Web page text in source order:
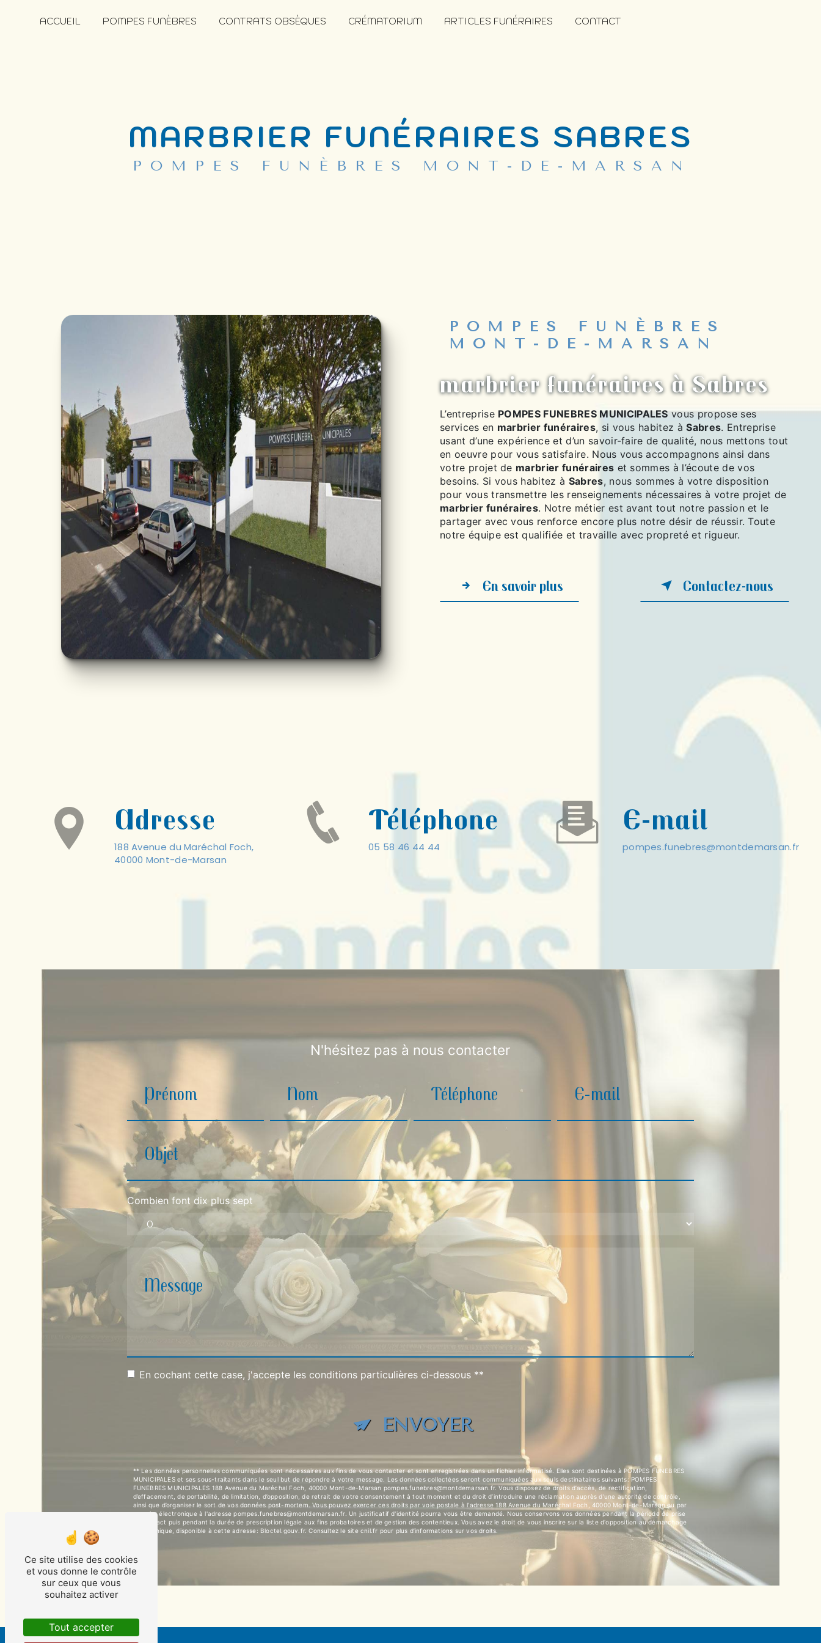
ACCUEIL POMPES FUNÈBRES CONTRATS OBSÈQUES CRÉMATORIUM ARTICLES FUNÉRAIRES CONTACT
MARBRIER FUNÉRAIRES SABRES
POMPES FUNÈBRES MONT-DE-MARSAN
POMPES FUNÈBRES
MONT-DE-MARSAN
marbrier funéraires à Sabres
L’entreprise POMPES FUNEBRES MUNICIPALESvous propose ses
services en marbrier funéraires, si vous habitez àSabres. Entreprise
usant d’une expérience et d’un savoir-faire de qualité, nous mettons tout
en oeuvre pour vous satisfaire. Nous vous accompagnons ainsi dans
votre projet de marbrier funéraires et sommes à l’écoute de vos
besoins. Si vous habitez à Sabres, nous sommes à votre disposition
pour vous transmettre les renseignements nécessaires à votre projet de
marbrier funéraires. Notre métier est avant tout notre passion et le
partager avec vous renforce encore plus notre désir de réussir. Toute
notre équipe est qualifiée et travaille avec propreté et rigueur.
En savoir plus Contactez-nous
Adresse
188 Avenue du Maréchal Foch,
40000 Mont-de-Marsan
Téléphone
05 58 46 44 44
E-mail
pompes.funebres@montdemarsan.fr
N'hésitez pas à nous contacter
Combien font dix plus sept
En cochant cette case, j'accepte les conditions particulières ci-dessous **
ENVOYER
** Les données personnelles communiquées sont nécessaires aux fins de vous contacter et sont enregistrées dans un fichier informatisé. Elles sont destinées à POMPES FUNEBRES
MUNICIPALES et ses sous-traitants dans le seul but de répondre à votre message. Les données collectées seront communiquées aux seuls destinataires suivants: POMPES
FUNEBRES MUNICIPALES 188 Avenue du Maréchal Foch, 40000 Mont-de-Marsan pompes.funebres@montdemarsan.fr. Vous disposez de droits d’accès, de rectification,
d’effacement, de portabilité, de limitation, d’opposition, de retrait de votre consentement à tout moment et du droit d’introduire une réclamation auprès d’une autorité de contrôle,
ainsi que d’organiser le sort de vos données post-mortem. Vous pouvez exercer ces droits par voie postale à l'adresse 188 Avenue du Maréchal Foch, 40000 Mont-de-Marsan ou par
courrier électronique à l'adresse pompes.funebres@montdemarsan.fr. Un justificatif d'identité pourra vous être demandé. Nous conservons vos données pendant la période de prise
de contact puis pendant la durée de prescription légale aux fins probatoires et de gestion des contentieux. Vous avez le droit de vous inscrire sur la liste d'opposition au démarchage
téléphonique, disponible à cette adresse: Bloctel.gouv.fr. Consultez le site cnil.fr pour plus d’informations sur vos droits.
Ce site utilise des cookies
et vous donne le contrôle
sur ceux que vous
souhaitez activer
Tout accepter